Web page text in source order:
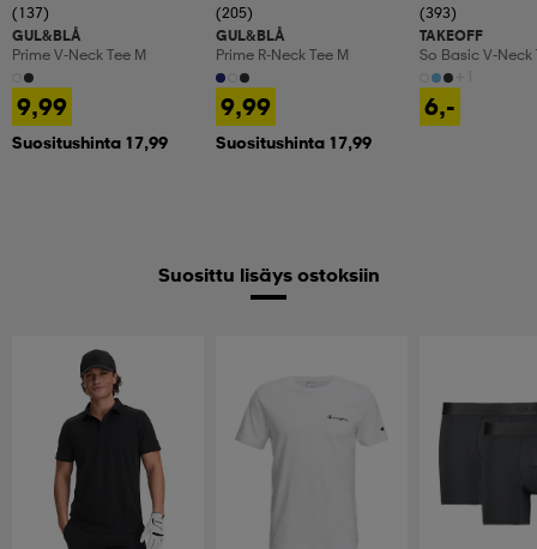
(137)
GUL&BLÅ
Prime V-Neck Tee M
9,99
Suositushinta 17,99
(205)
GUL&BLÅ
Prime R-Neck Tee M
9,99
Suositushinta 17,99
(393)
TAKEOFF
So Basic V-Neck
6,-
Suosittu lisäys ostoksiin